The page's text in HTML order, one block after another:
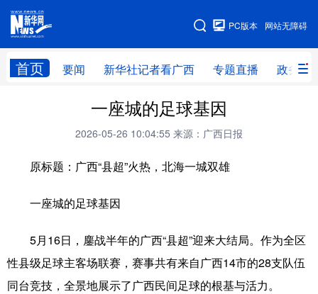
网站无障碍
PC版本
首页 要闻 新华社记者看广西 专题直播 政务信
网站地图
新华社记者 专题直播
图片新闻 壮美广西
时政 人事
国际 财经 网评 港澳
一座城的足球基因
2026-05-26 10:04:55 来源：广西日报
原标题：广西“县超”火热，北海一城双雄
一座城的足球基因
5月16日，鏖战半年的广西“县超”迎来大结局。作为全区
性县级足球主客场联赛，赛事共有来自广西14市的28支队伍
同台竞技，全景地展示了广西民间足球的根基与活力。